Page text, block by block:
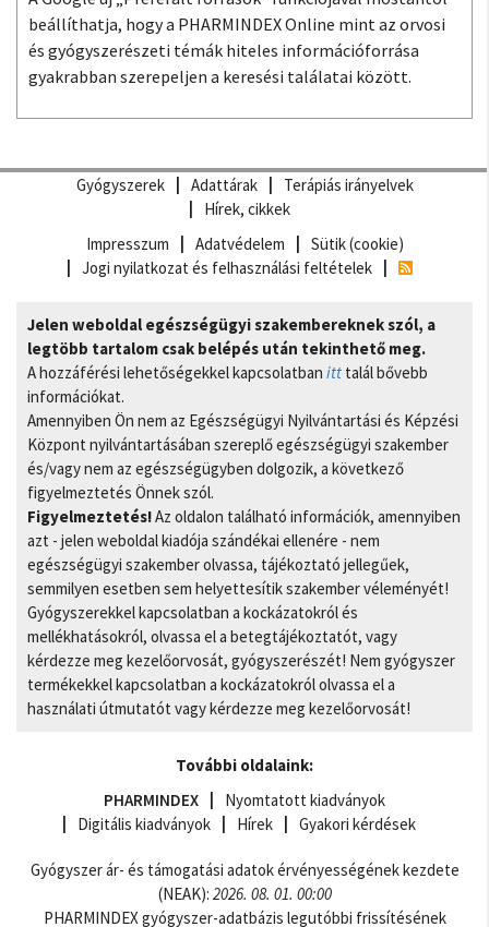
beállíthatja, hogy a PHARMINDEX Online mint az orvosi
és gyógyszerészeti témák hiteles információforrása
gyakrabban szerepeljen a keresési találatai között.
Gyógyszerek Adattárak
Terápiás irányelvek
Hírek, cikkek
Impresszum
Adatvédelem
Sütik (cookie)
Jogi nyilatkozat és felhasználási feltételek
Jelen weboldal egészségügyi szakembereknek szól, a
legtöbb tartalom csak belépés után tekinthető meg.
A hozzáférési lehetőségekkel kapcsolatban itt talál bővebb
információkat.
Amennyiben Ön nem az Egészségügyi Nyilvántartási és Képzési
Központ nyilvántartásában szereplő egészségügyi szakember
és/vagy nem az egészségügyben dolgozik, a következő
figyelmeztetés Önnek szól.
Figyelmeztetés!Az oldalon található információk, amennyiben
azt - jelen weboldal kiadója szándékai ellenére - nem
egészségügyi szakember olvassa, tájékoztató jellegűek,
semmilyen esetben sem helyettesítik szakember véleményét!
Gyógyszerekkel kapcsolatban a kockázatokról és
mellékhatásokról, olvassa el a betegtájékoztatót, vagy
kérdezze meg kezelőorvosát, gyógyszerészét! Nem gyógyszer
termékekkel kapcsolatban a kockázatokról olvassa el a
használati útmutatót vagy kérdezze meg kezelőorvosát!
További oldalaink:
PHARMINDEX
Nyomtatott kiadványok
Digitális kiadványok
Hírek Gyakori kérdések
Gyógyszer ár- és támogatási adatok érvényességének kezdete
(NEAK): 2026. 08. 01. 00:00
PHARMINDEX gyógyszer-adatbázis legutóbbi frissítésének